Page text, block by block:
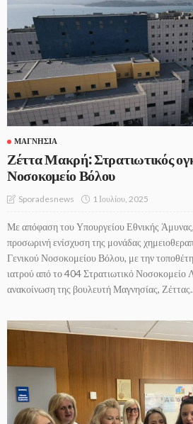
ΜΑΓΝΗΣΊΑ
Ζέττα Μακρή: Στρατιωτικός
Νοσοκομείο Βόλου
Sporadesnews 1 Ιουλίου, 2025
Με απόφαση του Υπουργείου Εθνικής Άμυνας,
προσωρινή ενίσχυση της μονάδας
Γενικού Νοσοκομείου Βόλου, με την
ιατρού από το 404 Στρατιωτικό Νοσοκομείο
ανακοίνωση της βουλευτή Μαγνησίας,